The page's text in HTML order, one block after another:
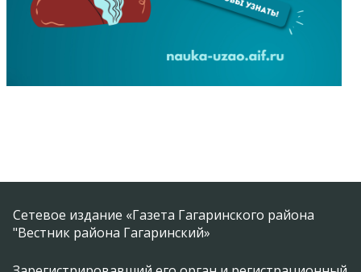
Сетевое издание «Газета Гагаринского района
"Вестник района Гагаринский»